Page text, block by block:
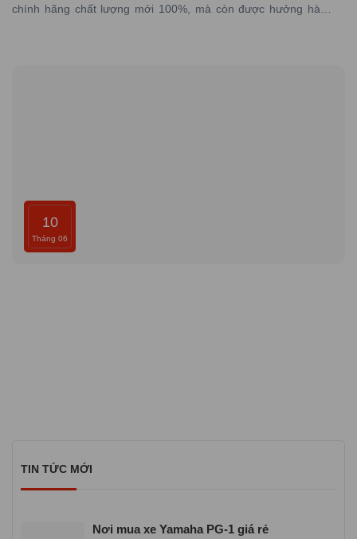
chính hãng chất lượng mới 100%, mà còn được hưởng hàng
10
Tháng 06
TIN TỨC MỚI
Nơi mua xe Yamaha PG-1 giá rẻ